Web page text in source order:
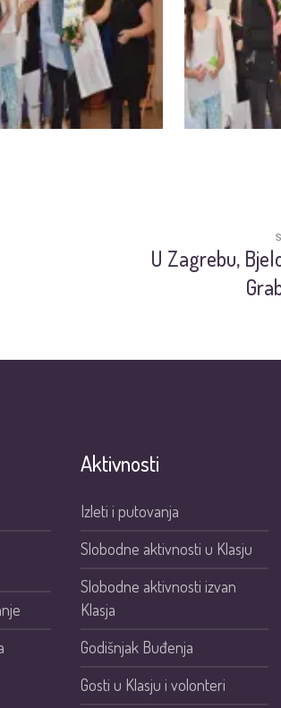
U Zagrebu,
Aktivnosti
Izleti i putovanja
Slobodne aktivnosti u Klasju
Slobodne aktivnosti izvan
Klasja
Godišnjak Buđenja
Gosti u Klasju i volonteri